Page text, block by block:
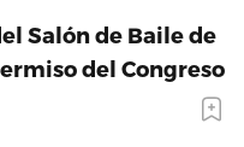
Salón de Baile de
del Congreso